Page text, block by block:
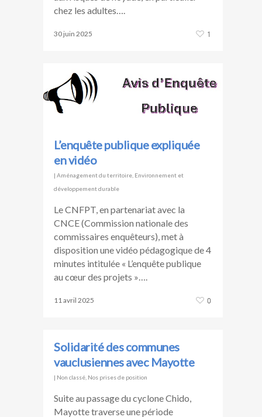
chez les adultes….
30 juin 2025 1
L’enquête publique expliquée
en vidéo
| Aménagement du territoire Environnement et
développement durable
Le CNFPT, en partenariat avec la
CNCE (Commission nationale des
commissaires enquêteurs), met à
disposition une vidéo pédagogique de 4
minutes intitulée « L’enquête publique
au cœur des projets »….
11 avril 2025 0
Solidarité des communes
vauclusiennes avec Mayotte
| Non classé Nos prises de position
Suite au passage du cyclone Chido,
Mayotte traverse une période